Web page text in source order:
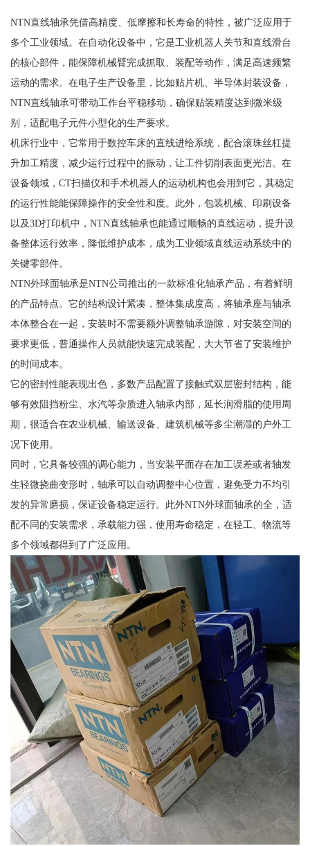
NTN直线轴承凭借高精度、低摩擦和长寿命的特性，被广泛应用于
多个工业领域。在自动化设备中，它是工业机器人关节和直线滑台
的核心部件，能保障机械臂完成抓取、装配等动作，满足高速频繁
运动的需求。在电子生产设备里，比如贴片机、半导体封装设备，
NTN直线轴承可带动工作台平稳移动，确保贴装精度达到微米级
别，适配电子元件小型化的生产要求。
机床行业中，它常用于数控车床的直线进给系统，配合滚珠丝杠提
升加工精度，减少运行过程中的振动，让工件切削表面更光洁。在
设备领域，CT扫描仪和手术机器人的运动机构也会用到它，其稳定
的运行性能能保障操作的安全性和度。此外，包装机械、印刷设备
以及3D打印机中，NTN直线轴承也能通过顺畅的直线运动，提升设
备整体运行效率，降低维护成本，成为工业领域直线运动系统中的
关键零部件。
NTN外球面轴承是NTN公司推出的一款标准化轴承产品，有着鲜明
的产品特点。它的结构设计紧凑，整体集成度高，将轴承座与轴承
本体整合在一起，安装时不需要额外调整轴承游隙，对安装空间的
要求更低，普通操作人员就能快速完成装配，大大节省了安装维护
的时间成本。
它的密封性能表现出色，多数产品配置了接触式双层密封结构，能
够有效阻挡粉尘、水汽等杂质进入轴承内部，延长润滑脂的使用周
期，很适合在农业机械、输送设备、建筑机械等多尘潮湿的户外工
况下使用。
同时，它具备较强的调心能力，当安装平面存在加工误差或者轴发
生轻微挠曲变形时，轴承可以自动调整中心位置，避免受力不均引
发的异常磨损，保证设备稳定运行。此外NTN外球面轴承的全，适
配不同的安装需求，承载能力强，使用寿命稳定，在轻工、物流等
多个领域都得到了广泛应用。